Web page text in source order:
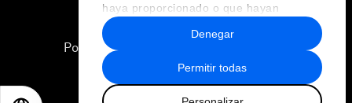
haya proporcionado o que hayan
recopilado a partir del uso que haya
hecho de sus servicios.
Permitir todas
Denegar
Política de privacidad y normas de uso
Sitemap